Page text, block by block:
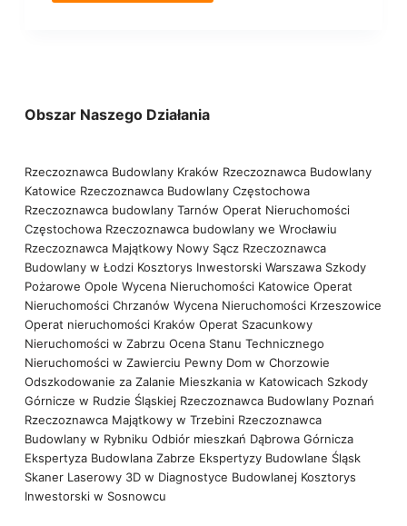
Obszar Naszego Działania
Rzeczoznawca Budowlany Kraków Rzeczoznawca Budowlany
Katowice Rzeczoznawca Budowlany Częstochowa
Rzeczoznawca budowlany Tarnów Operat Nieruchomości
Częstochowa Rzeczoznawca budowlany we Wrocławiu
Rzeczoznawca Majątkowy Nowy Sącz Rzeczoznawca
Budowlany w Łodzi Kosztorys Inwestorski Warszawa Szkody
Pożarowe Opole Wycena Nieruchomości Katowice Operat
Nieruchomości Chrzanów Wycena Nieruchomości Krzeszowice
Operat nieruchomości Kraków Operat Szacunkowy
Nieruchomości w Zabrzu Ocena Stanu Technicznego
Nieruchomości w Zawierciu Pewny Dom w Chorzowie
Odszkodowanie za Zalanie Mieszkania w Katowicach Szkody
Górnicze w Rudzie Śląskiej Rzeczoznawca Budowlany Poznań
Rzeczoznawca Majątkowy w Trzebini Rzeczoznawca
Budowlany w Rybniku Odbiór mieszkań Dąbrowa Górnicza
Ekspertyza Budowlana Zabrze Ekspertyzy Budowlane Śląsk
Skaner Laserowy 3D w Diagnostyce Budowlanej Kosztorys
Inwestorski w Sosnowcu